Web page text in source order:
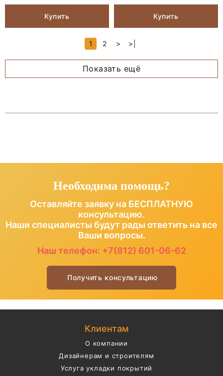
Купить Купить
1 2 > >|
Показать ещё
Необходима помощь?
Оставляйте заявку на БЕСПЛАТНУЮ
консультацию.
Наши специалисты будут рады ответить на все
Ваши вопросы.
Наш телефон: +7(812) 601-06-62
Получить консультацию
Клиентам
О компании
Дизайнерам и строителям
Услуга укладки покрытий